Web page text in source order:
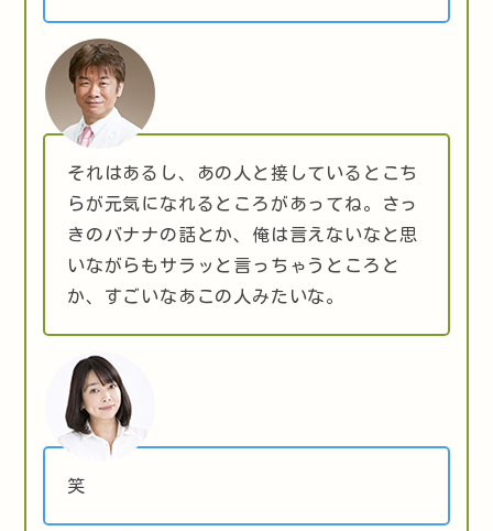
それはあるし、あの人と接しているとこち
らが元気になれるところがあってね。さっ
きのバナナの話とか、俺は言えないなと思
いながらもサラッと言っちゃうところと
か、すごいなあこの人みたいな。
笑